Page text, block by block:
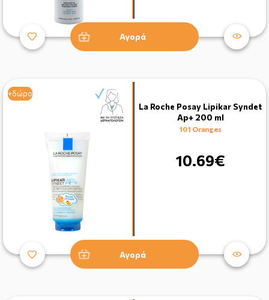
Αγορά
+δώρο
+δώρο
La Roche Posay Lipikar Syndet
Ap+ 200 ml
101 Oranges
10.69€
Αγορά